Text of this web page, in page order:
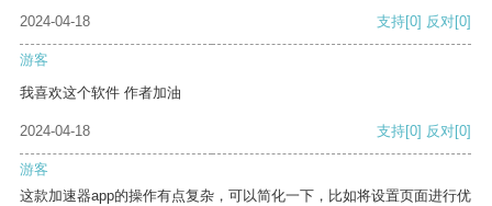
2024-04-18
支持[0] 反对[0]
游客
我喜欢这个软件 作者加油
2024-04-18 支持[0] 反对[0]
游客
这款加速器app的操作有点复杂，可以简化一下，比如将设置页面进行优